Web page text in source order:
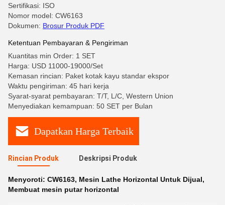
Sertifikasi: ISO
Nomor model: CW6163
Dokumen: Brosur Produk PDF
Ketentuan Pembayaran & Pengiriman
Kuantitas min Order: 1 SET
Harga: USD 11000-19000/Set
Kemasan rincian: Paket kotak kayu standar ekspor
Waktu pengiriman: 45 hari kerja
Syarat-syarat pembayaran: T/T, L/C, Western Union
Menyediakan kemampuan: 50 SET per Bulan
Dapatkan Harga Terbaik
Rincian Produk Deskripsi Produk
Menyoroti: CW6163, Mesin Lathe Horizontal Untuk Dijual,
Membuat mesin putar horizontal